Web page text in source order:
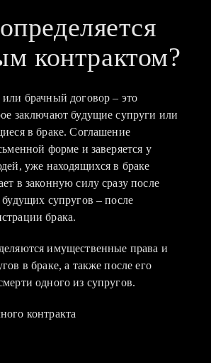
контрактом?
брачный договор – это
заключают будущие супруги или
в браке. Соглашение
форме и заверяется у
уже находящихся в браке
в законную силу сразу после
супругов – после
брака.
имущественные права и
в браке, а также после его
одного из супругов.